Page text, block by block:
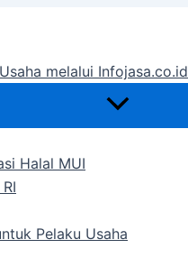
melalui Infojasa.co.id
Halal MUI
Pelaku Usaha